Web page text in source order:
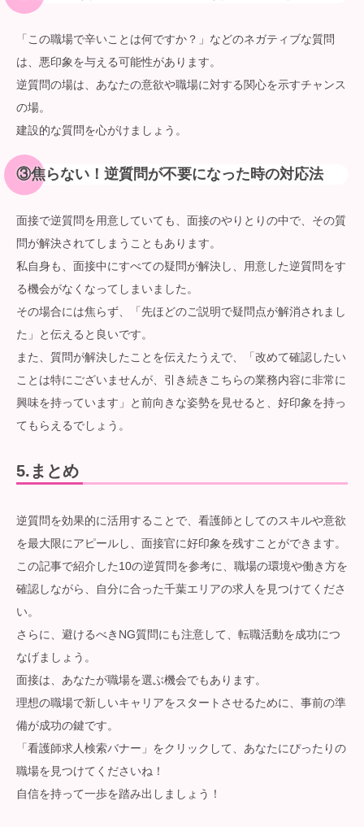
「この職場で辛いことは何ですか？」などのネガティブな質問
は、悪印象を与える可能性があります。
逆質問の場は、あなたの意欲や職場に対する関心を示すチャンス
の場。
建設的な質問を心がけましょう。
③焦らない！逆質問が不要になった時の対応法
面接で逆質問を用意していても、面接のやりとりの中で、その質
問が解決されてしまうこともあります。
私自身も、面接中にすべての疑問が解決し、用意した逆質問をす
る機会がなくなってしまいました。
その場合には焦らず、「先ほどのご説明で疑問点が解消されまし
た」と伝えると良いです。
また、質問が解決したことを伝えたうえで、「改めて確認したい
ことは特にございませんが、引き続きこちらの業務内容に非常に
興味を持っています」と前向きな姿勢を見せると、好印象を持っ
てもらえるでしょう。
5. まとめ
逆質問を効果的に活用することで、看護師としてのスキルや意欲
を最大限にアピールし、面接官に好印象を残すことができます。
この記事で紹介した10の逆質問を参考に、職場の環境や働き方を
確認しながら、自分に合った千葉エリアの求人を見つけてくださ
い。
さらに、避けるべきNG質問にも注意して、転職活動を成功につ
なげましょう。
面接は、あなたが職場を選ぶ機会でもあります。
理想の職場で新しいキャリアをスタートさせるために、事前の準
備が成功の鍵です。
「看護師求人検索バナー」をクリックして、あなたにぴったりの
職場を見つけてくださいね！
自信を持って一歩を踏み出しましょう！